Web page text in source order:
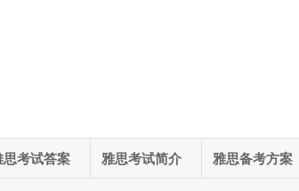
思考试答案 雅思考试简介 雅思备考方案